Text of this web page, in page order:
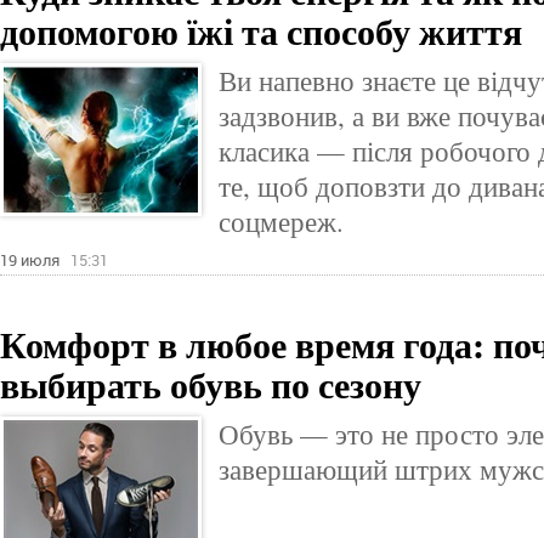
допомогою їжі та способу життя
Ви напевно знаєте це
задзвонив, а ви вже
класика — після робочого
те, щоб доповзти до
соцмереж.
19 июля 15:31
Комфорт в любое время года:
выбирать обувь по сезону
Обувь — это не просто
завершающий штрих